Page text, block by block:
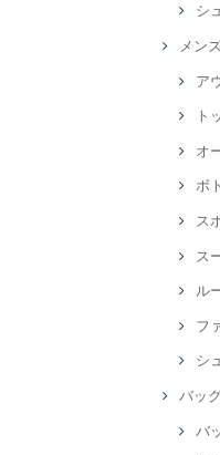
シ
メン
ア
ト
オ
ボ
ス
ス
ル
フ
シ
バッ
バ